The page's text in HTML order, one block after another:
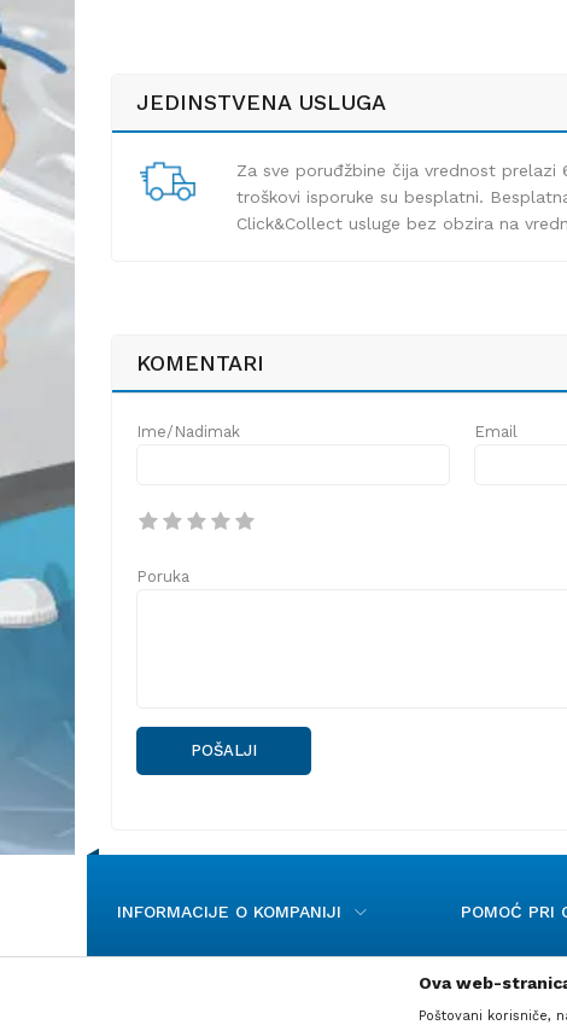
JEDINSTVENA USLUGA
Za sve poruđžbine čija vrednost prelazi
troškovi isporuke su besplatni.
Click&Collect usluge bez obzira na
KOMENTARI
Ime/Nadimak Email
Poruka
POŠALJI
INFORMACIJE O KOMPANIJI POMOĆ PRI
Ova web-
Poštovani korisniče,